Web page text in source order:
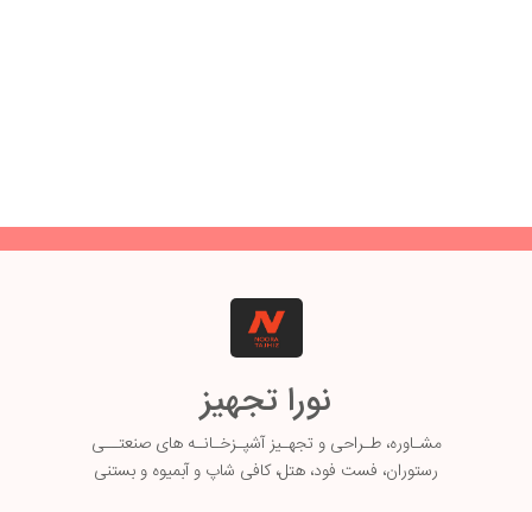
نورا تجهیز
مشـاوره، طـراحی و تجهـیز آشپـزخـانـه های صنعتــی
رستوران، فست فود، هتل، کافی شاپ و آبمیوه و بستنی